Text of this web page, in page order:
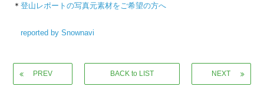
＊登山レポートの写真元素材をご希望の方へ
reported by Snownavi
PREV BACK to LIST NEXT